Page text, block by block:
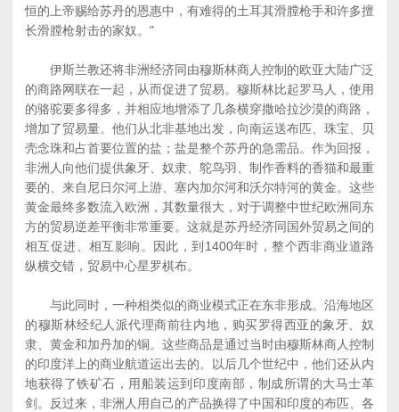
恒的上帝赐给苏丹的恩惠中，有难得的土耳其滑膛枪手和许多擅
长滑膛枪射击的家奴。"
伊斯兰教还将非洲经济同由穆斯林商人控制的欧亚大陆广泛
的商路网联在一起，从而促进了贸易。穆斯林比起罗马人，使用
的骆驼要多得多，并相应地增添了几条横穿撒哈拉沙漠的商路，
增加了贸易量。他们从北非基地出发，向南运送布匹、珠宝、贝
壳念珠和占首要位置的盐；盐是整个苏丹的急需品。作为回报，
非洲人向他们提供象牙、奴隶、鸵鸟羽、制作香料的香猫和最重
要的、来自尼日尔河上游、塞内加尔河和沃尔特河的黄金。这些
黄金最终多数流入欧洲，其数量很大，对于调整中世纪欧洲同东
方的贸易逆差平衡非常重要。这就是苏丹经济同国外贸易之间的
相互促进、相互影响。因此，到1400年时，整个西非商业道路
纵横交错，贸易中心星罗棋布。
与此同时，一种相类似的商业模式正在东非形成。沿海地区
的穆斯林经纪人派代理商前往内地，购买罗得西亚的象牙、奴
隶、黄金和加丹加的铜。这些商品是通过当时由穆斯林商人控制
的印度洋上的商业航道运出去的。以后几个世纪中，他们还从内
地获得了铁矿石，用船装运到印度南部，制成所谓的大马士革
剑。反过来，非洲人用自己的产品换得了中国和印度的布匹、各